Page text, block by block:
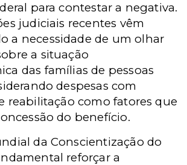
para contestar a negativa.
judiciais recentes vêm
a necessidade de um olhar
a situação
das famílias de pessoas
despesas com
reabilitação como fatores que
do benefício.
da Conscientização do
reforçar a